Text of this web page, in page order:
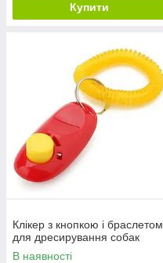
Купити
Клікер з кнопкою і браслетом
для дресирування собак
В наявності